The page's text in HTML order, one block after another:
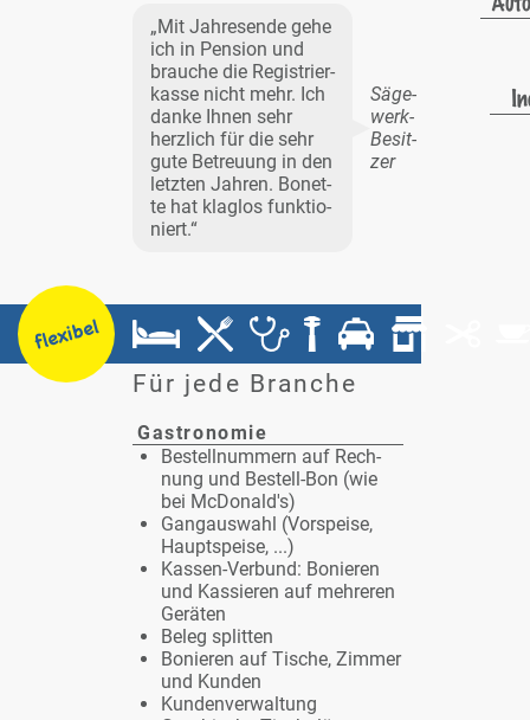
„Mit Jah­res­en­de ge­he
ich in Pen­si­on und
brau­che die Re­gis­trier­
kas­se nicht mehr. Ich
dan­ke Ih­nen sehr
herz­lich für die sehr
gu­te Be­treu­ung in den
letz­ten Jah­ren. Bo­net­
te hat klag­los funk­tio­
niert.“
Sä­ge­
werk-
Be­sit­
zer
Für je­de Bran­che
Gas­tro­no­mie
Be­stell­num­mern auf Rech­
nung und Be­stell-Bon (wie
bei Mc­Do­nald's)
Gang­aus­wahl (Vor­spei­se,
Haupt­spei­se, ...)
Kas­sen-Ver­bund: Bo­nie­ren
und Kas­sie­ren auf meh­re­ren
Ge­rä­ten
Be­leg split­ten
Bo­nie­ren auf Ti­sche, Zim­mer
und Kun­den
Kun­den­ver­wal­tung